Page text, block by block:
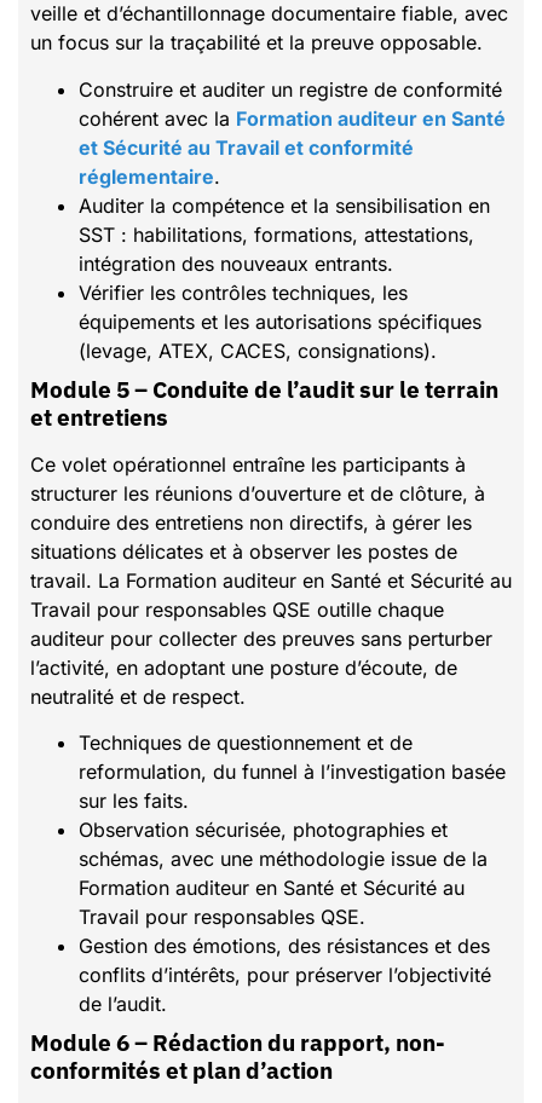
veille et d’échantillonnage documentaire fiable, avec
un focus sur la traçabilité et la preuve opposable.
Construire et auditer un registre de conformité
cohérent avec la Formation auditeur en Santé
et Sécurité au Travail et conformité
réglementaire.
Auditer la compétence et la sensibilisation en
SST : habilitations, formations, attestations,
intégration des nouveaux entrants.
Vérifier les contrôles techniques, les
équipements et les autorisations spécifiques
(levage, ATEX, CACES, consignations).
Module 5 – Conduite de l’audit sur le terrain
et entretiens
Ce volet opérationnel entraîne les participants à
structurer les réunions d’ouverture et de clôture, à
conduire des entretiens non directifs, à gérer les
situations délicates et à observer les postes de
travail. La Formation auditeur en Santé et Sécurité au
Travail pour responsables QSE outille chaque
auditeur pour collecter des preuves sans perturber
l’activité, en adoptant une posture d’écoute, de
neutralité et de respect.
Techniques de questionnement et de
reformulation, du funnel à l’investigation basée
sur les faits.
Observation sécurisée, photographies et
schémas, avec une méthodologie issue de la
Formation auditeur en Santé et Sécurité au
Travail pour responsables QSE.
Gestion des émotions, des résistances et des
conflits d’intérêts, pour préserver l’objectivité
de l’audit.
Module 6 – Rédaction du rapport, non-
conformités et plan d’action